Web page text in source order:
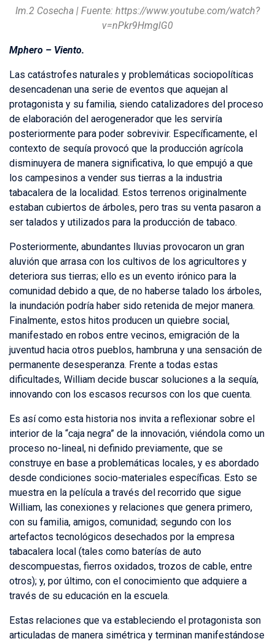
Im.2 Cosecha | Fuente: https://www.youtube.com/watch?
v=nPkr9HmglG0
Mphero – Viento.
Las catástrofes naturales y problemáticas sociopolíticas
desencadenan una serie de eventos que aquejan al
protagonista y su familia, siendo catalizadores del proceso
de elaboración del aerogenerador que les serviría
posteriormente para poder sobrevivir. Específicamente, el
contexto de sequía provocó que la producción agrícola
disminuyera de manera significativa, lo que empujó a que
los campesinos a vender sus tierras a la industria
tabacalera de la localidad. Estos terrenos originalmente
estaban cubiertos de árboles, pero tras su venta pasaron a
ser talados y utilizados para la producción de tabaco.
Posteriormente, abundantes lluvias provocaron un gran
aluvión que arrasa con los cultivos de los agricultores y
deteriora sus tierras; ello es un evento irónico para la
comunidad debido a que, de no haberse talado los árboles,
la inundación podría haber sido retenida de mejor manera.
Finalmente, estos hitos producen un quiebre social,
manifestado en robos entre vecinos, emigración de la
juventud hacia otros pueblos, hambruna y una sensación de
permanente desesperanza. Frente a todas estas
dificultades, William decide buscar soluciones a la sequía,
innovando con los escasos recursos con los que cuenta.
Es así como esta historia nos invita a reflexionar sobre el
interior de la “caja negra” de la innovación, viéndola como un
proceso no-lineal, ni definido previamente, que se
construye en base a problemáticas locales, y es abordado
desde condiciones socio-materiales específicas. Esto se
muestra en la película a través del recorrido que sigue
William, las conexiones y relaciones que genera primero,
con su familia, amigos, comunidad; segundo con los
artefactos tecnológicos desechados por la empresa
tabacalera local (tales como baterías de auto
descompuestas, fierros oxidados, trozos de cable, entre
otros); y, por último, con el conocimiento que adquiere a
través de su educación en la escuela.
Estas relaciones que va estableciendo el protagonista son
articuladas de manera simétrica y terminan manifestándose